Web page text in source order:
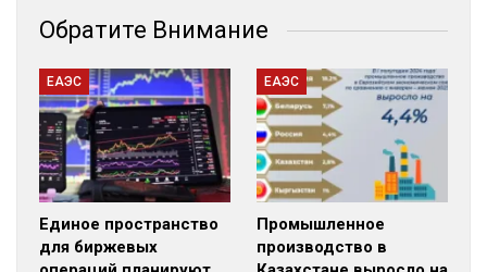
Обратите Внимание
ЕАЭС
Единое пространство
для биржевых
ЕАЭС
Промышленное
производство в